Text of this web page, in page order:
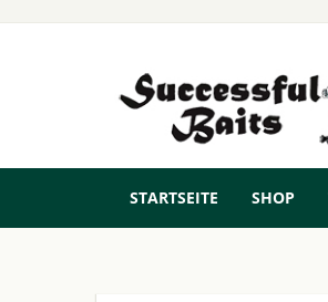
STARTSEITE SHOP